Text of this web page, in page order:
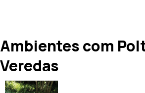
Ambientes com
Veredas